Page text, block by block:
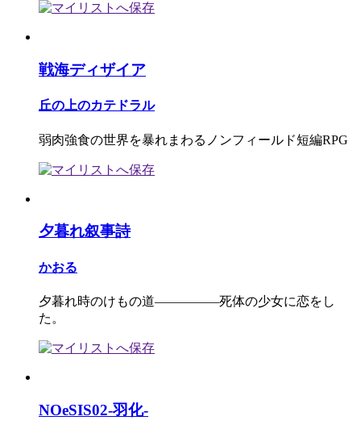
戦海ディザイア
丘の上のカテドラル
弱肉強食の世界を暴れまわるノンフィールド短編RPG
夕暮れ叙事詩
かおる
夕暮れ時のけもの道―――――死体の少女に恋をし
た。
NOeSIS02-羽化-